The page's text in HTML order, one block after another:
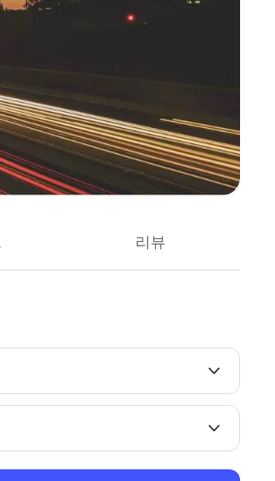
리뷰